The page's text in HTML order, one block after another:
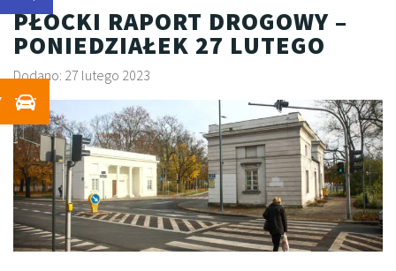
PŁOCKI RAPORT DROGOWY –
PONIEDZIAŁEK 27 LUTEGO
Dodano: 27 lutego 2023